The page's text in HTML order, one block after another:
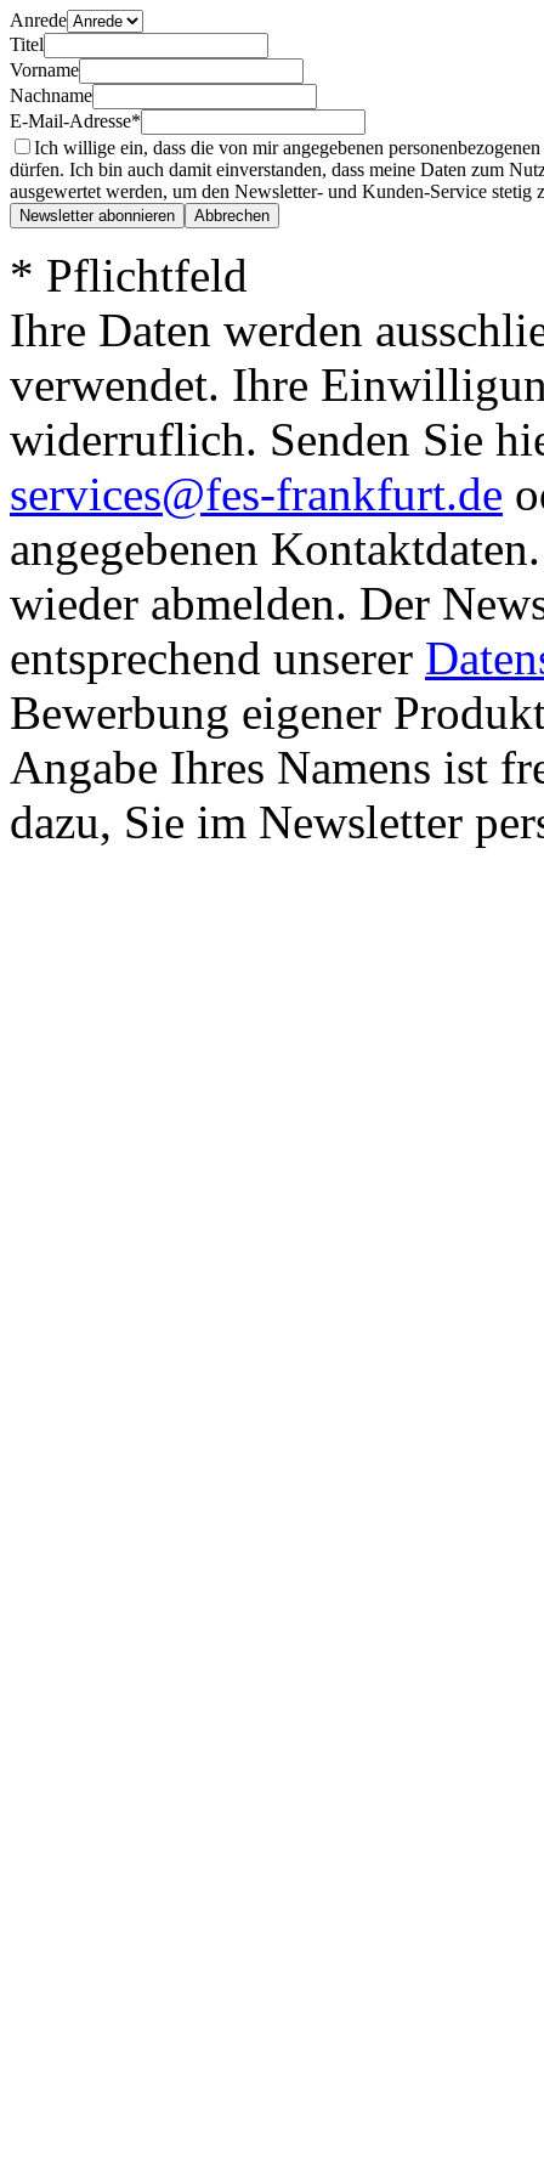
Anrede
Titel
Vorname
Nachname
E-Mail-Adresse*
Ich willige ein, dass die von mir angegebenen
dürfen. Ich bin auch damit einverstanden, dass meine Daten zum
ausgewertet werden, um den Newsletter- und Kunden-Service stetig
* Pflichtfeld
Ihre Daten werden
verwendet. Ihre
widerruflich. Senden Sie
services@fes-frankfurt.de
angegebenen
wieder abmelden. Der
entsprechend unserer
Bewerbung eigener
Angabe Ihres Namens ist
dazu, Sie im Newsletter